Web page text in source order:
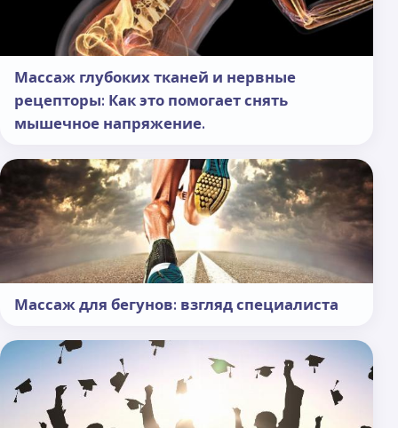
Массаж глубоких тканей и нервные
рецепторы: Как это помогает снять
мышечное напряжение.
Массаж для бегунов: взгляд специалиста